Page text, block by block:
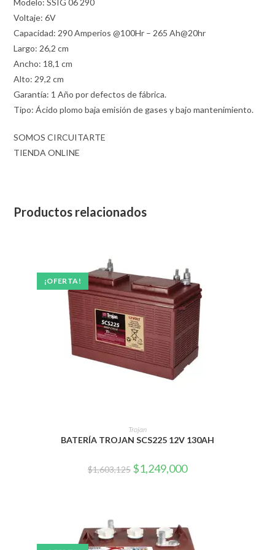
Voltaje: 6V
Capacidad: 290 Amperios @100Hr – 265 Ah@20hr
Largo: 26,2 cm
Ancho: 18,1 cm
Alto: 29,2 cm
Garantía: 1 Año por defectos de fábrica.
Tipo: Ácido plomo baja emisión de gases y bajo mantenimiento.
SOMOS CIRCUITARTE
TIENDA ONLINE
Productos relacionados
¡OFERTA!
AÑADIR AL CARRITO
Trojan
BATERÍA TROJAN SCS225 12V 130AH
$1,603,125 El
precio
$1,249,000El
precio